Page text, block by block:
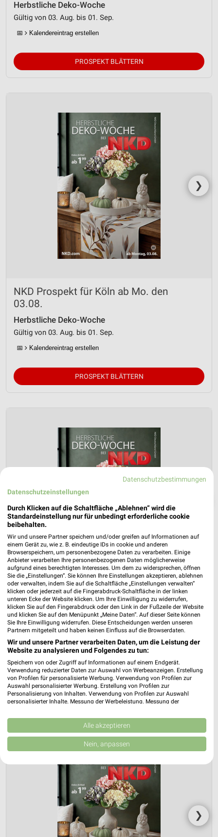
Herbstliche Deko-Woche
Gültig von 03. Aug. bis 01. Sep.
📅 Kalendereintrag erstellen
PROSPEKT BLÄTTERN
❯
NKD Prospekt für Köln ab Mo. den
03.08.
Herbstliche Deko-Woche
Gültig von 03. Aug. bis 01. Sep.
📅 Kalendereintrag erstellen
PROSPEKT BLÄTTERN
NKD Prospekt für Frankfurt (Main) ab
Mo. den 03.08.
Herbstliche Deko-Woche
Gültig von 03. Aug. bis 01. Sep.
📅 Kalendereintrag erstellen
PROSPEKT BLÄTTERN
❯
Datenschutzbestimmungen
Datenschutzeinstellungen
Durch Klicken auf die Schaltfläche „Ablehnen“ wird die
Standardeinstellung nur für unbedingt erforderliche cookie
beibehalten.
Wir und unsere Partner speichern und/oder greifen auf Informationen auf
einem Gerät zu, wie z. B. eindeutige IDs in cookie und anderen
Browserspeichern, um personenbezogene Daten zu verarbeiten. Einige
Anbieter verarbeiten Ihre personenbezogenen Daten möglicherweise
aufgrund eines berechtigten Interesses. Um dem zu widersprechen, öffnen
Sie die „Einstellungen“. Sie können Ihre Einstellungen akzeptieren, ablehnen
oder verwalten, indem Sie auf die Schaltfläche „Einstellungen verwalten“
klicken oder jederzeit auf die Fingerabdruck-Schaltfläche in der linken
unteren Ecke der Website klicken. Um Ihre Einwilligung zu widerrufen,
klicken Sie auf den Fingerabdruck oder den Link in der Fußzeile der Website
und klicken Sie auf den Menüpunkt „Meine Daten“. Auf dieser Seite können
Sie Ihre Einwilligung widerrufen. Diese Entscheidungen werden unseren
Partnern mitgeteilt und haben keinen Einfluss auf die Browserdaten.
Wir und unsere Partner verarbeiten Daten, um die Leistung der
Website zu analysieren und Folgendes zu tun:
Speichern von oder Zugriff auf Informationen auf einem Endgerät.
Verwendung reduzierter Daten zur Auswahl von Werbeanzeigen. Erstellung
von Profilen für personalisierte Werbung. Verwendung von Profilen zur
Auswahl personalisierter Werbung. Erstellung von Profilen zur
Personalisierung von Inhalten. Verwendung von Profilen zur Auswahl
personalisierter Inhalte. Messung der Werbeleistung. Messung der
Kombinationen von Daten aus verschiedenen Quellen. Entwicklung und
Verbesserung der Angebote. Verwendung reduzierter Daten zur Auswahl
von Inhalten.
Daten können außerhalb der Europäischen Union weitergegeben und in die
Website/App.
Partnerliste anzeigen (1 IAB-Anbieter)
Wir nutzen Ihre Daten für folgende Zwecke:
IAB-Verarbeitungszwecke:
Speichern von oder Zugriff auf Informationen
auf einem Endgerät
Alle akzeptieren
Nein, anpassen